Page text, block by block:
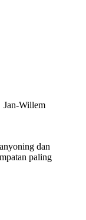
Jan-Willem
dan
paling